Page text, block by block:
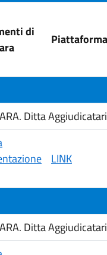
di
Piattaforma
Ditta
LINK
Ditta